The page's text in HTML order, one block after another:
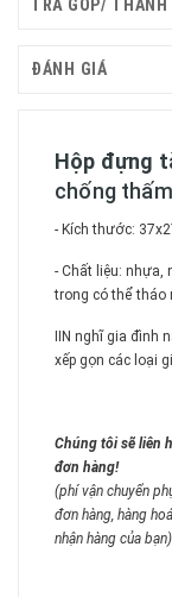
TRẢ GÓP/
ĐÁNH GIÁ
Hộp đựng
chống
- Kích thước:
- Chất liệu: nhựa,
trong có thể tháo
IIN nghĩ gia đình
xếp gọn các loại
Chúng tôi sẽ liên
đơn hàng!
(phí vận chuyển
đơn hàng, hàng
nhận hàng của bạn)